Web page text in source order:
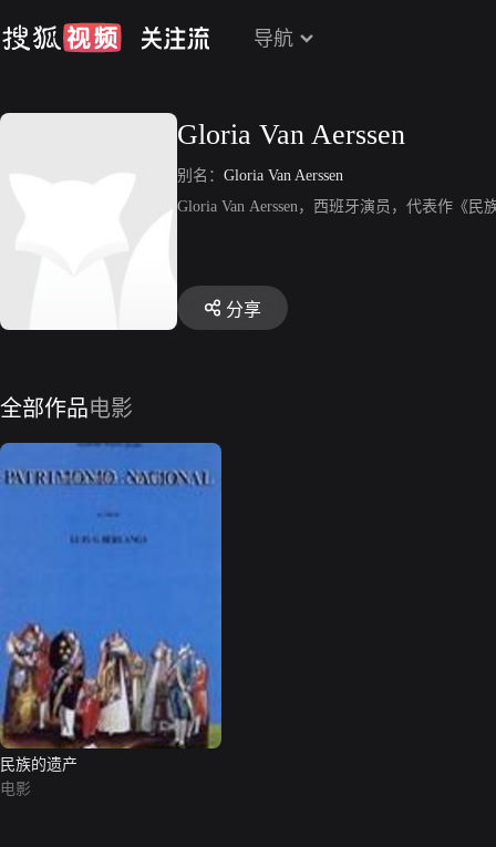
导航
Gloria Van Aerssen
别名： Gloria Van Aerssen
Gloria Van Aerssen，西班牙演员，代表作《民
分享
全部作品电影
民族的遗产
电影